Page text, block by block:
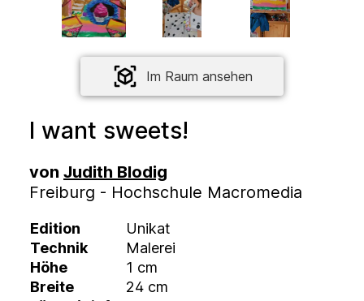
Im Raum ansehen
I want sweets!
von Judith Blodig
Freiburg - Hochschule Macromedia
Edition
Unikat
Technik
Malerei
Höhe
1 cm
Breite
24 cm